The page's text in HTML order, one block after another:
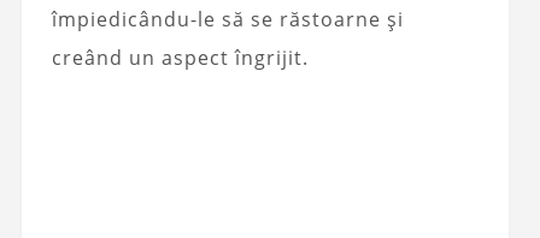
împiedicându-le să se răstoarne și
creând un aspect îngrijit.